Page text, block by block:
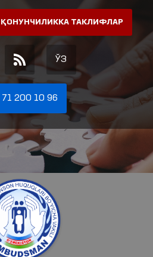
ҚОНУНЧИЛИККА ТАКЛИФЛАР
ЎЗ
71 200 10 96